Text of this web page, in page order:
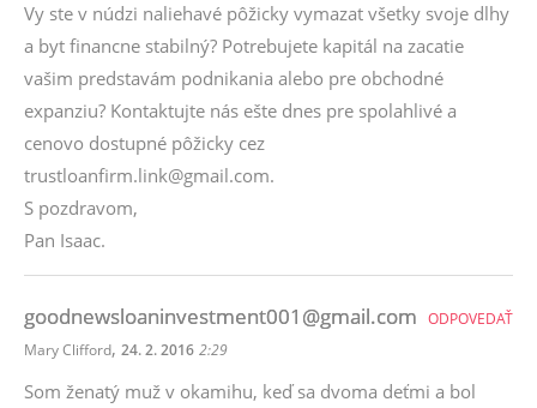
Vy ste v núdzi naliehavé pôžicky vymazat všetky svoje dlhy
a byt financne stabilný? Potrebujete kapitál na zacatie
vašim predstavám podnikania alebo pre obchodné
expanziu? Kontaktujte nás ešte dnes pre spolahlivé a
cenovo dostupné pôžicky cez
trustloanfirm.link@gmail.com.
S pozdravom,
Pan Isaac.
goodnewsloaninvestment001@gmail.com
Mary Clifford, 24. 2. 2016 2:29
Som ženatý muž v okamihu, keď sa dvoma deťmi a bol
ODPOVEDAŤ